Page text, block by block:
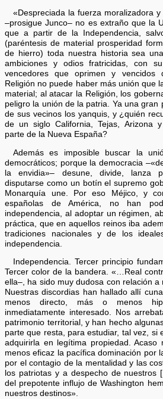
«Despreciada la fuerza moralizadora
–prosigue Junco– no es extraño que la
que a partir de la Independencia,
(paréntesis de material prosperidad
de hierro) toda nuestra historia sea
ambiciones y odios fratricidas, con
vencedores que oprimen y vencidos
Religión no puede haber más unión que
material; al atacar la Religión, los
peligro la unión de la patria. Ya una gran
de sus vecinos los yanquis, y ¿quién
de un siglo California, Tejas, Arizona
parte de la Nueva España?
Además es imposible buscar la
democráticos; porque la democracia
la envidia»– desune, divide, lanza
disputarse como un botín el supremo
Monarquía une. Por eso Méjico, y
españolas de América, no han
independencia, al adoptar un régimen,
práctica, que en aquellos reinos iba
tradiciones nacionales y de los
independencia.
Independencia. Tercer principio
Tercer color de la bandera. «…Real
ella–, ha sido muy dudosa con relación
Nuestras discordias han hallado allí
menos directo, más o menos
inmediatamente interesado. Nos
patrimonio territorial, y han hecho
parte que resta, para estudiar, tal vez, si
adquirirla en legítima propiedad.
menos eficaz la pacífica dominación por
por el contagio de la mentalidad y las
los patriotas y a despecho de nuestros
del prepotente influjo de Washington
nuestros destinos».